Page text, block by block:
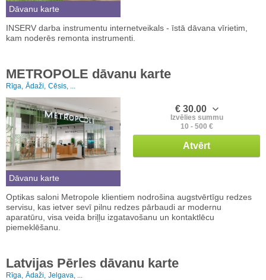
Dāvanu karte
INSERV darba instrumentu internetveikals - īstā dāvana vīrietim,
kam noderēs remonta instrumenti.
METROPOLE dāvanu karte
Rīga, Ādaži, Cēsis, ...
Dāvanu karte
€ 30.00
Izvēlies summu
10 - 500 €
Atvērt
Optikas saloni Metropole klientiem nodrošina augstvērtīgu redzes
servisu, kas ietver sevī pilnu redzes pārbaudi ar modernu
aparatūru, visa veida briļļu izgatavošanu un kontaktlēcu
piemeklēšanu.
Latvijas Pērles dāvanu karte
Rīga, Ādaži, Jelgava, ...